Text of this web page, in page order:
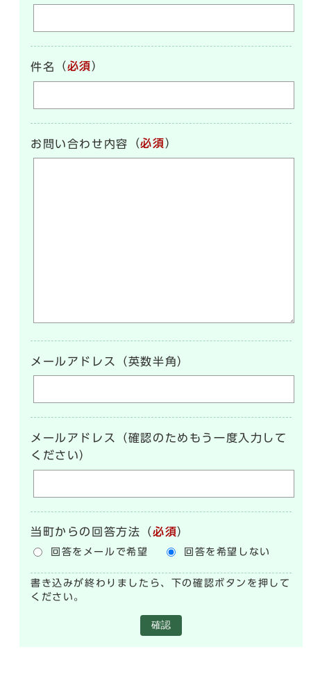
件名 （必須）
お問い合わせ内容 （必須）
メールアドレス（英数半角）
メールアドレス（確認のためもう一度入力して
ください）
当町からの回答方法 （必須）
回答をメールで希望 回答を希望しない
書き込みが終わりましたら、下の確認ボタンを押して
ください。
確認